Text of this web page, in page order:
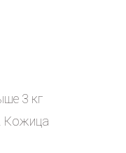
3 кг
Кожица